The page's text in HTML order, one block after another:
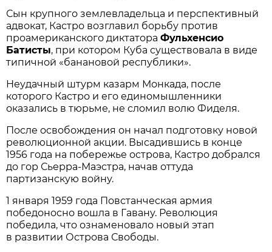
Сын крупного землевладельца и перспективный
адвокат, Кастро возглавил борьбу против
проамериканского диктатораФульхенсио
Батисты, при котором Куба существовала в виде
типичной «банановой республики».
Неудачный штурм казарм Монкада, после
которого Кастро и его единомышленники
оказались в тюрьме, не сломил волю Фиделя.
После освобождения он начал подготовку новой
революционной акции. Высадившись в конце
1956 года на побережье острова, Кастро добрался
до гор Сьерра-Маэстра, начав оттуда
партизанскую войну.
1 января 1959 года Повстанческая армия
победоносно вошла в Гавану. Революция
победила, что ознаменовало новый этап
в развитии Острова Свободы.